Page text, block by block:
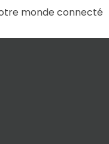
monde connecté